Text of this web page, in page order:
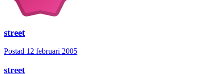
street
Postad 12 februari 2005
street